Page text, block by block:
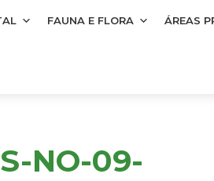
FAUNA E FLORA ÁREAS
NO-09-